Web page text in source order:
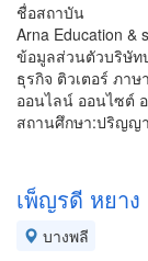
ชื่อสถาบัน
Arna Education &
ข้อมูลส่วนตัว​บริษัท​
ธุรกิจ​ ติวเตอร์ ภา
ออนไลน์ ออนไซต์
สถานศึกษา:ปริญญ
เพ็ญรดี หยาง
บางพลี